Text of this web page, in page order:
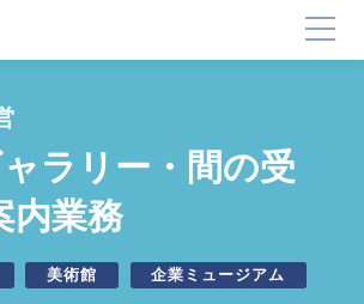
理由
サービス
ドの価値向上
ルティング
ラリー・間の受
内業務
美術館
企業ミュージアム